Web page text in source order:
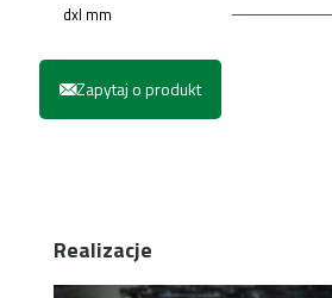
dxl mm
Zapytaj o produkt
Realizacje